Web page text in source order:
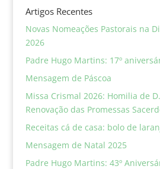
Artigos Recentes
Novas Nomeações Pastorais na
2026
Padre Hugo Martins: 17º
Mensagem de Páscoa
Missa Crismal 2026: Homilia de
Renovação das Promessas
Receitas cá de casa: bolo de
Mensagem de Natal 2025
Padre Hugo Martins: 43º